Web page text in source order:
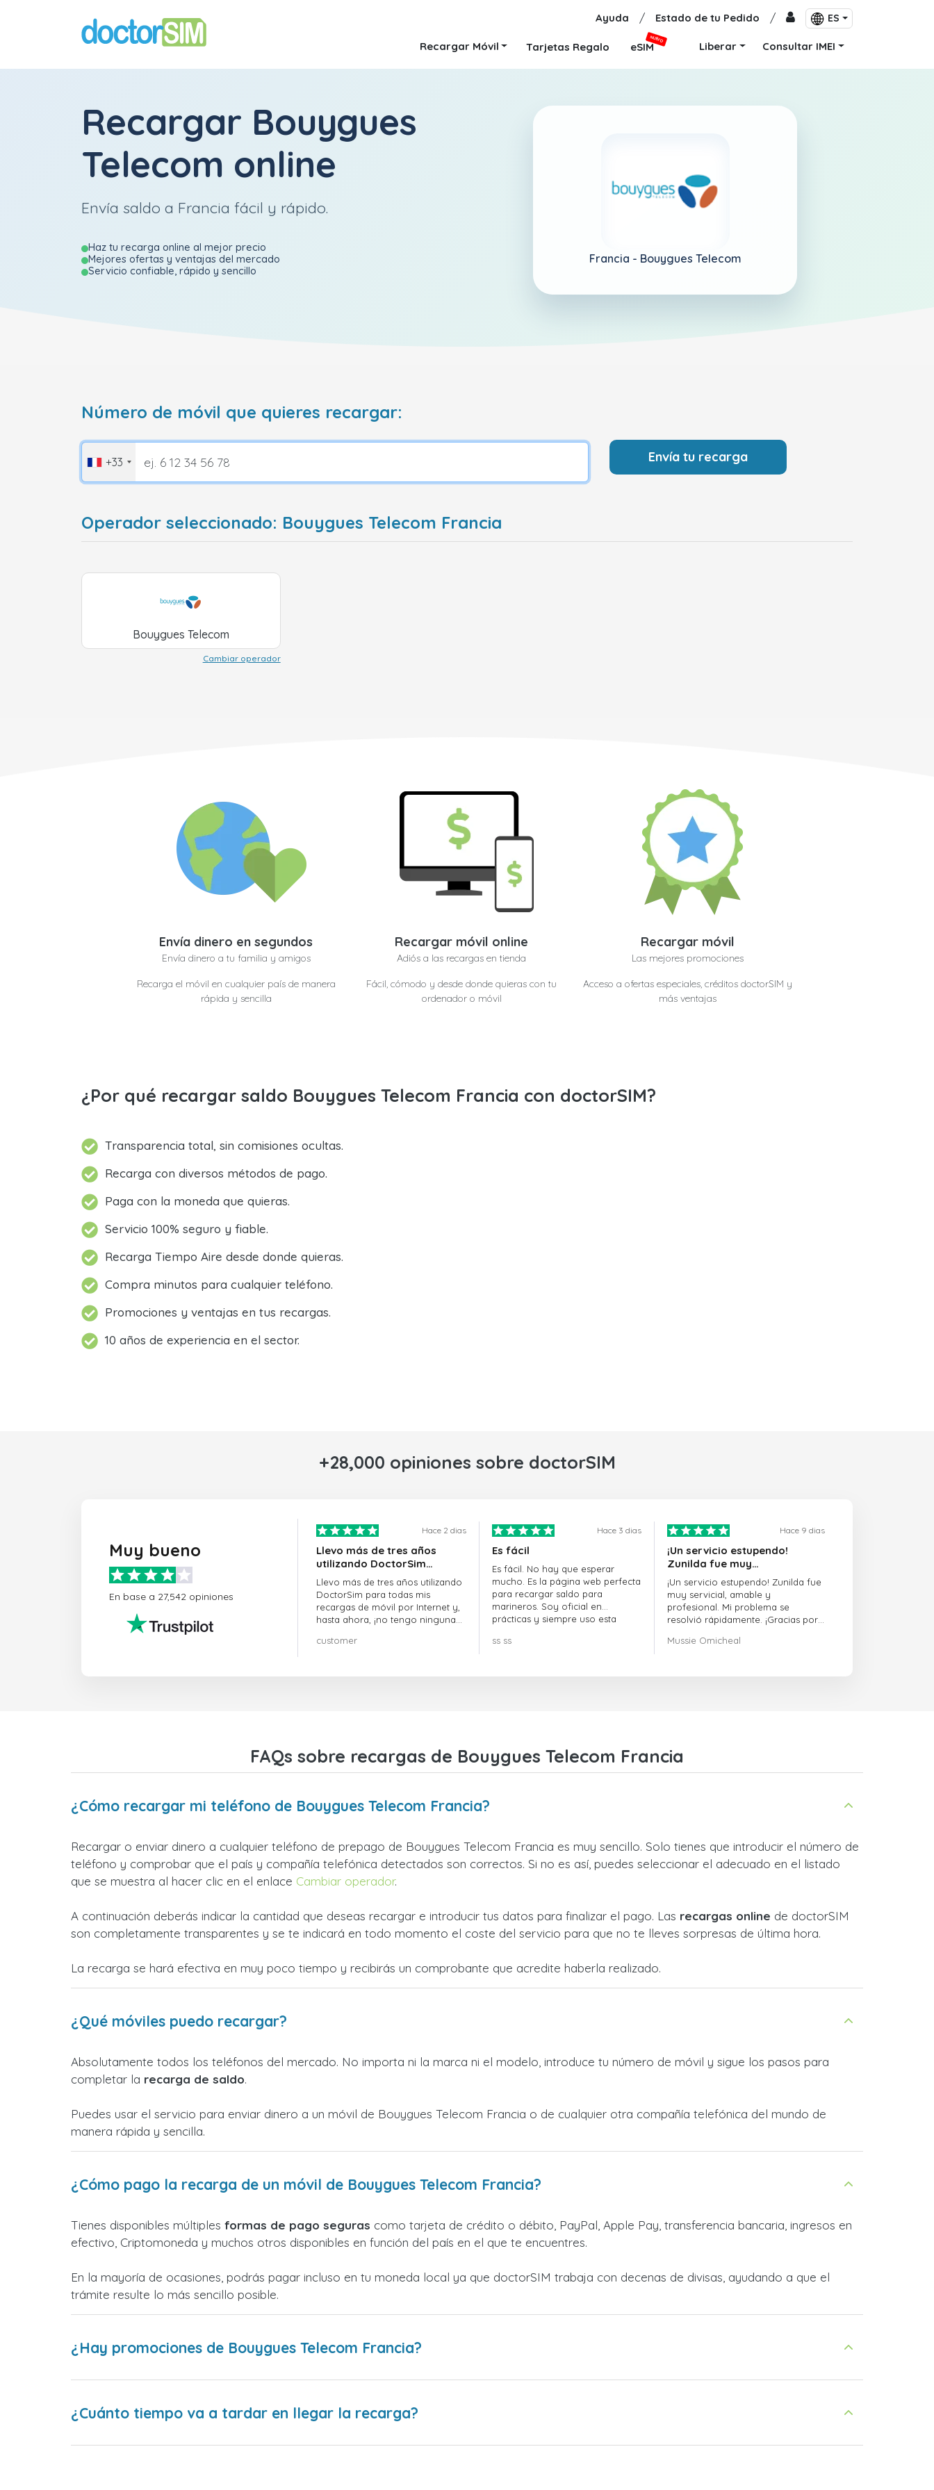
Ayuda / Estado de tu Pedido / ES
Recargar Móvil Tarjetas Regalo eSIM
NUEVO
Liberar Consultar IMEI
Recargar Bouygues
Telecom online
Envía saldo a Francia fácil y rápido.
Haz tu recarga online al mejor precio
Mejores ofertas y ventajas del mercado
Servicio confiable, rápido y sencillo
Francia - Bouygues Telecom
Número de móvil que quieres recargar:
+33 Envía tu recarga
Operador seleccionado: Bouygues Telecom Francia
Bouygues Telecom
Cambiar operador
Envía dinero en segundos
Envía dinero a tu familia y amigos
Recarga el móvil en cualquier país de manera
rápida y sencilla
Recargar móvil online
Adiós a las recargas en tienda
Fácil, cómodo y desde donde quieras con tu
ordenador o móvil
Recargar móvil
Las mejores promociones
Acceso a ofertas especiales, créditos doctorSIM y
más ventajas
¿Por qué recargar saldo Bouygues Telecom Francia con doctorSIM?
Transparencia total, sin comisiones ocultas.
Recarga con diversos métodos de pago.
Paga con la moneda que quieras.
Servicio 100% seguro y fiable.
Recarga Tiempo Aire desde donde quieras.
Compra minutos para cualquier teléfono.
Promociones y ventajas en tus recargas.
10 años de experiencia en el sector.
+28,000 opiniones sobre doctorSIM
Muy bueno
En base a 27,542 opiniones
Hace 2 dias
Llevo más de tres años
utilizando DoctorSim…
Llevo más de tres años utilizando
DoctorSim para todas mis
recargas de móvil por Internet y,
hasta ahora, ¡no tengo ninguna
customer
Hace 3 dias
Es fácil
Es fácil. No hay que esperar
mucho. Es la página web perfecta
para recargar saldo para
marineros. Soy oficial en
prácticas y siempre uso esta
ss ss
Hace 9 dias
¡Un servicio estupendo!
Zunilda fue muy…
¡Un servicio estupendo! Zunilda fue
muy servicial, amable y
profesional. Mi problema se
resolvió rápidamente. ¡Gracias por
Mussie Omicheal
FAQs sobre recargas de Bouygues Telecom Francia
¿Cómo recargar mi teléfono de Bouygues Telecom Francia?
Recargar o enviar dinero a cualquier teléfono de prepago de Bouygues Telecom Francia es muy sencillo. Solo tienes que introducir el número de
teléfono y comprobar que el país y compañía telefónica detectados son correctos. Si no es así, puedes seleccionar el adecuado en el listado
que se muestra al hacer clic en el enlace Cambiar operador.
A continuación deberás indicar la cantidad que deseas recargar e introducir tus datos para finalizar el pago. Las recargas online de doctorSIM
son completamente transparentes y se te indicará en todo momento el coste del servicio para que no te lleves sorpresas de última hora.
La recarga se hará efectiva en muy poco tiempo y recibirás un comprobante que acredite haberla realizado.
¿Qué móviles puedo recargar?
Absolutamente todos los teléfonos del mercado. No importa ni la marca ni el modelo, introduce tu número de móvil y sigue los pasos para
completar la recarga de saldo.
Puedes usar el servicio para enviar dinero a un móvil de Bouygues Telecom Francia o de cualquier otra compañía telefónica del mundo de
manera rápida y sencilla.
¿Cómo pago la recarga de un móvil de Bouygues Telecom Francia?
Tienes disponibles múltiples formas de pago seguras como tarjeta de crédito o débito, PayPal, Apple Pay, transferencia bancaria, ingresos en
efectivo, Criptomoneda y muchos otros disponibles en función del país en el que te encuentres.
En la mayoría de ocasiones, podrás pagar incluso en tu moneda local ya que doctorSIM trabaja con decenas de divisas, ayudando a que el
trámite resulte lo más sencillo posible.
¿Hay promociones de Bouygues Telecom Francia?
¿Cuánto tiempo va a tardar en llegar la recarga?